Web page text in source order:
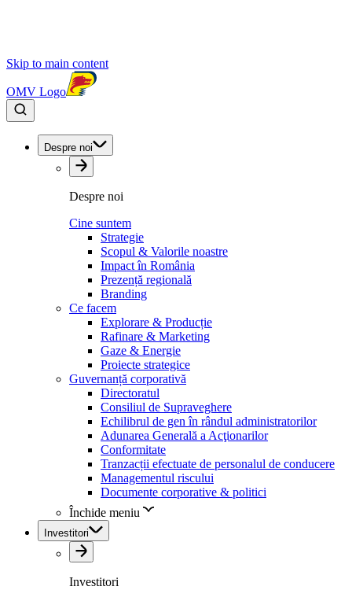
Skip to main content
OMV Logo
Despre noi
Despre noi
Cine suntem
Strategie
Scopul & Valorile noastre
Impact în România
Prezență regională
Branding
Ce facem
Explorare & Producție
Rafinare & Marketing
Gaze & Energie
Proiecte strategice
Guvernanță corporativă
Directoratul
Consiliul de Supraveghere
Echilibrul de gen în rândul administratorilor
Adunarea Generală a Acţionarilor
Conformitate
Tranzacții efectuate de personalul de conducere
Managementul riscului
Documente corporative & politici
Închide meniu
Investitori
Investitori